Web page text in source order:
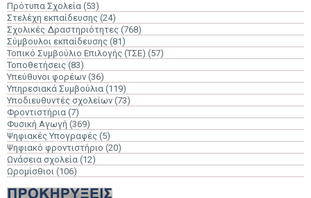
Πρότυπα Σχολεία (53)
Στελέχη εκπαίδευσης (24)
Σχολικές Δραστηριότητες (768)
Σύμβουλοι εκπαίδευσης (81)
Τοπικό Συμβούλιο Επιλογής (ΤΣΕ) (57)
Τοποθετήσεις (83)
Υπεύθυνοι φορέων (36)
Υπηρεσιακά Συμβούλια (119)
Υποδιευθυντές σχολείων (73)
Φροντιστήρια (7)
Φυσική Αγωγή (369)
Ψηφιακές Υπογραφές (5)
Ψηφιακό φροντιστήριο (20)
Ωνάσεια σχολεία (12)
Ωρομίσθιοι (106)